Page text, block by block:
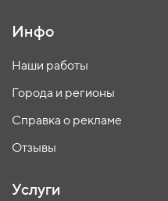
Инфо
Наши работы
Города и регионы
Справка о рекламе
Отзывы
Услуги